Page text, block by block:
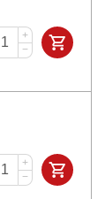
+
−
+
−